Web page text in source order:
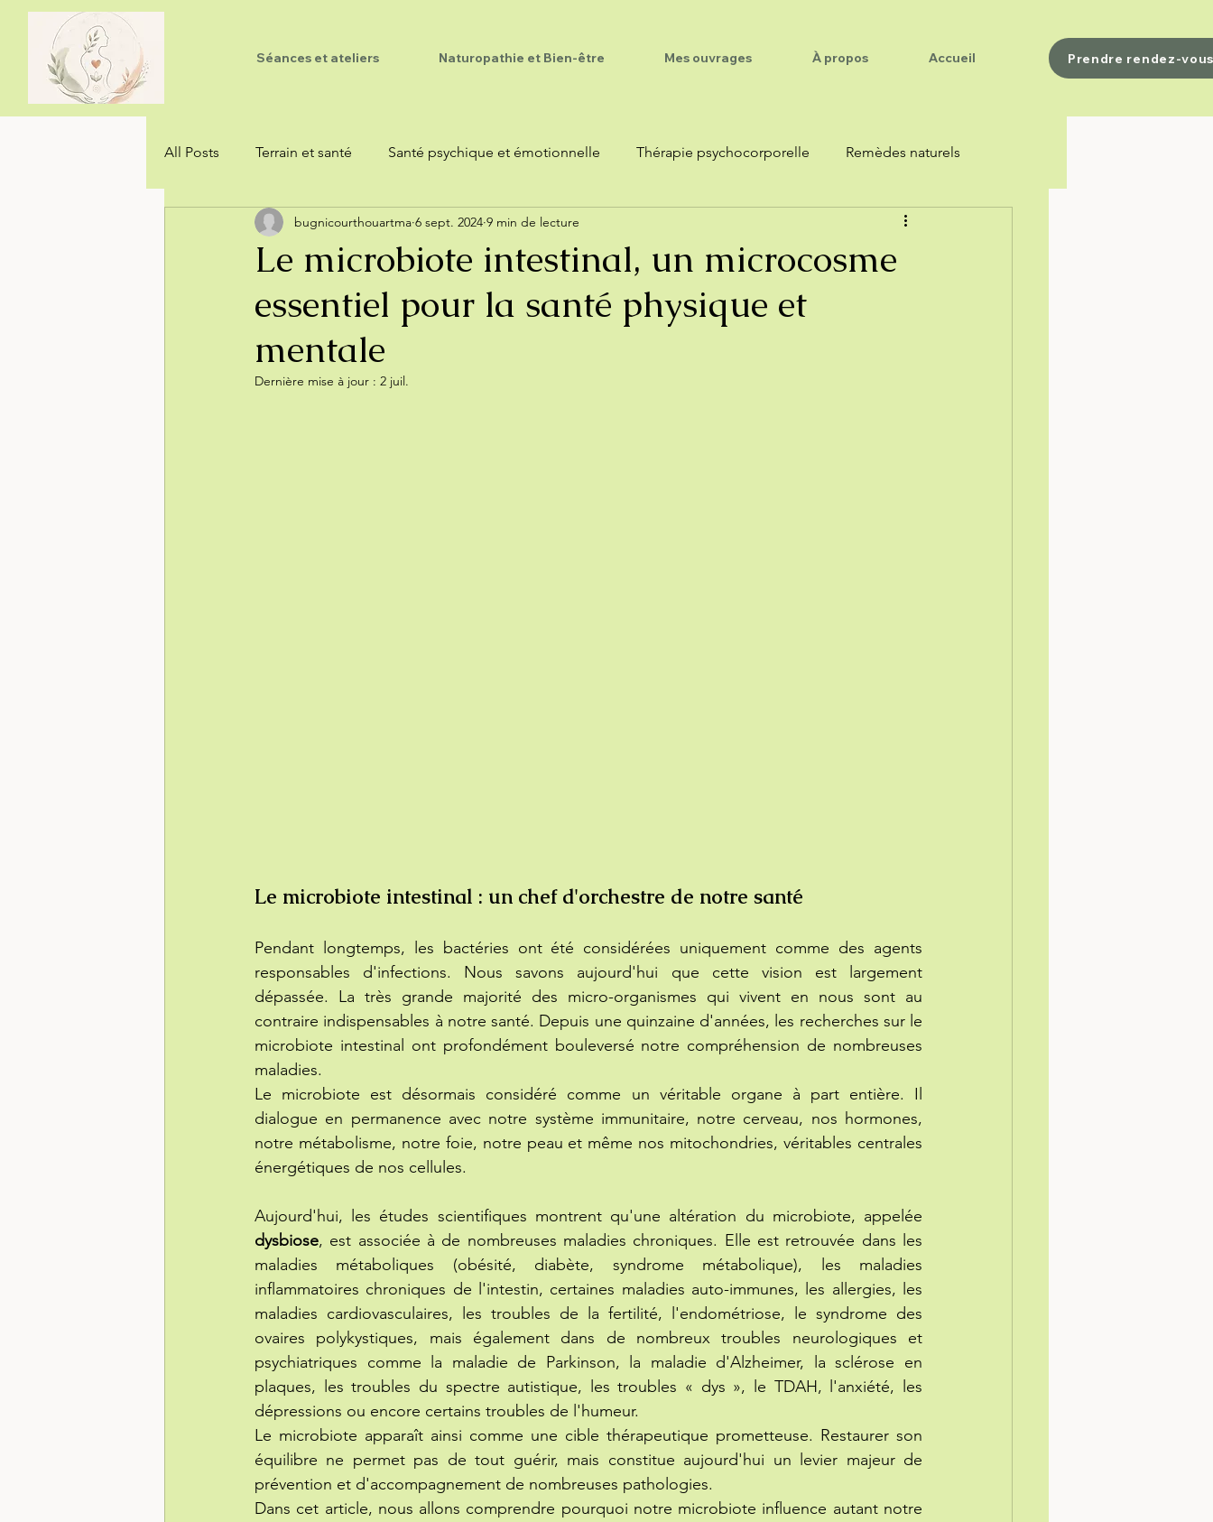
Accueil
À propos
Mes ouvrages
Naturopathie et Bien-être
Séances et ateliers Prendre rendez-
All Posts Terrain et santé Santé psychique et émotionnelle Thérapie psychocorporelle Remèdes naturels
Hygiénisme et vitalisme
Le microbiote intestinal, un microcosme
essentiel pour la santé physique et
mentale
bugnicourthouartma 6 sept. 2024 9 min de lecture
Dernière mise à jour : 2 juil.
Le microbiote intestinal : un chef d'orchestre de notre santé
Pendant longtemps, les bactéries ont été considérées uniquement comme des agents
responsables d'infections. Nous savons aujourd'hui que cette vision est largement
dépassée. La très grande majorité des micro-organismes qui vivent en nous sont au
contraire indispensables à notre santé. Depuis une quinzaine d'années, les recherches sur le
microbiote intestinal ont profondément bouleversé notre compréhension de nombreuses
maladies.
Le microbiote est désormais considéré comme un véritable organe à part entière. Il
dialogue en permanence avec notre système immunitaire, notre cerveau, nos hormones,
notre métabolisme, notre foie, notre peau et même nos mitochondries, véritables centrales
énergétiques de nos cellules.
dysbiose, est associée à de nombreuses maladies chroniques. Elle est retrouvée dans les
maladies métaboliques (obésité, diabète, syndrome métabolique), les maladies
inflammatoires chroniques de l'intestin, certaines maladies auto-immunes, les allergies, les
maladies cardiovasculaires, les troubles de la fertilité, l'endométriose, le syndrome des
ovaires polykystiques, mais également dans de nombreux troubles neurologiques et
psychiatriques comme la maladie de Parkinson, la maladie d'Alzheimer, la sclérose en
plaques, les troubles du spectre autistique, les troubles « dys », le TDAH, l'anxiété, les
dépressions ou encore certains troubles de l'humeur.
Le microbiote apparaît ainsi comme une cible thérapeutique prometteuse. Restaurer son
équilibre ne permet pas de tout guérir, mais constitue aujourd'hui un levier majeur de
prévention et d'accompagnement de nombreuses pathologies.
Dans cet article, nous allons comprendre pourquoi notre microbiote influence autant notre